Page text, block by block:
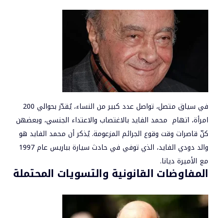
في سياق متصل، تواصل عدد كبير من النساء، يُقدّر بحوالي 200
امرأة، اتهام محمد الفايد بالاغتصاب والاعتداء الجنسي، وبعضهن
كنّ قاصرات وقت وقوع الجرائم المزعومة. يُذكر أن محمد الفايد هو
والد دودي الفايد، الذي توفي في حادث سيارة بباريس عام 1997
مع الأميرة ديانا.
المفاوضات القانونية والتسويات المحتملة